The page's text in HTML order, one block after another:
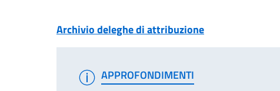
Archivio deleghe di attribuzione
APPROFONDIMENTI